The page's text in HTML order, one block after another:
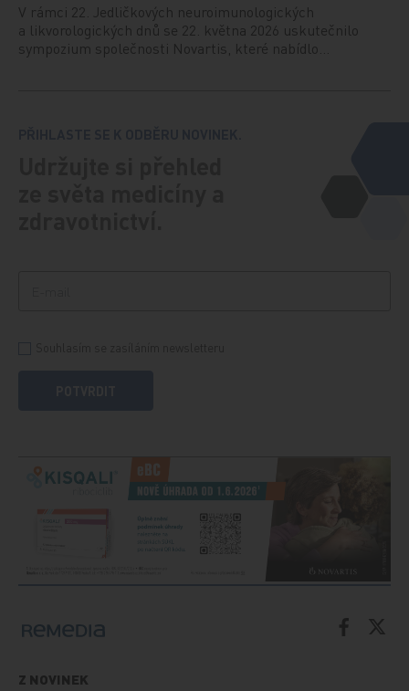
V rámci 22. Jedličkových neuroimunologických
a likvorologických dnů se 22. května 2026 uskutečnilo
sympozium společnosti Novartis, které nabídlo…
Z NOVINEK